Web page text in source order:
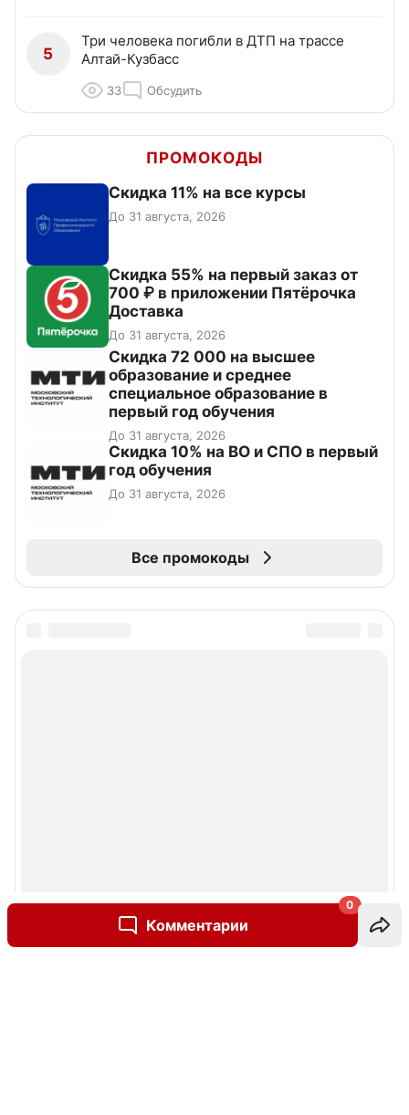
Комментарии
0
5
Три человека погибли в ДТП на трассе
Алтай-Кузбасс
33 Обсудить
ПРОМОКОДЫ
Скидка 11% на все курсы
До 31 августа, 2026
Скидка 55% на первый заказ от
700 ₽ в приложении Пятёрочка
Доставка
До 31 августа, 2026
Скидка 72 000 на высшее
образование и среднее
специальное образование в
первый год обучения
До 31 августа, 2026
Скидка 10% на ВО и СПО в первый
год обучения
До 31 августа, 2026
Все промокоды